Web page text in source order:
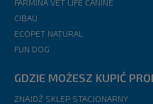
FARMINA VET LIFE CANINE
CIBAU
ECOPET NATURAL
FUN DOG
GDZIE MOŻESZ KUPIĆ
ZNAJDŹ SKLEP STACJONARNY